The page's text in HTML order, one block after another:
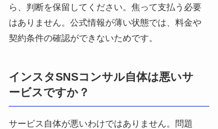
ら、判断を保留してください。焦って支払う必要
はありません。公式情報が薄い状態では、料金や
契約条件の確認ができないためです。
インスタSNSコンサル自体は悪いサ
ービスですか？
サービス自体が悪いわけではありません。問題